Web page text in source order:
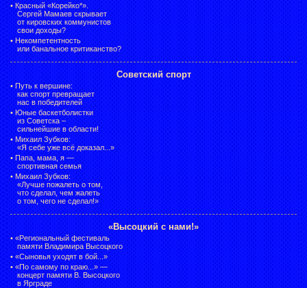
• Красный «Корейко*».
Сергей Мамаев скрывает
от кировских коммунистов
свои доходы?
• Некомпетентность
или банальное критиканство?
Советский спорт
• Путь к вершине:
как спорт превращает
нас в победителей
• Юные баскетболистки
из Советска –
сильнейшие в области!
• Михаил Зубков:
«Я себе уже всё доказал...»
• Папа, мама, я —
спортивная семья
• Михаил Зубков:
«Лучше пожалеть о том,
что сделал, чем жалеть
о том, чего не сделал!»
«Высоцкий с нами!»
• «Региональный фестиваль
памяти Владимира Высоцкого
• «Сыновья уходят в бой...»
• «По самому по краю...» —
концерт памяти В. Высоцкого
в Ярграде